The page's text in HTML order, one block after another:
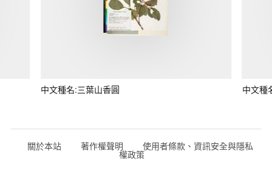
中文種名:三葉山香圓 中文種
關於本站 著作權聲明 使用者條款、資訊安全與隱私
權政策